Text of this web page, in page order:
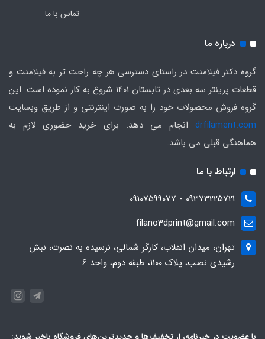
تماس با ما
درباره ما
گروه دکتر فیلامنت در راستای دسترسی هر چه راحت تر به فیلامنت و
قطعات پرینتر سه بعدی در تابستان 1401 شروع به کار نموده است. این
گروه فروش محصولات خود را به صورت اینترنتی و از طریق وبسایت
drfilament.com انجام می دهد. برای خرید حضوری لازم به
هماهنگی قبلی می باشد.
ارتباط با ما
09373225721 - 09107599077
filano3dprint@gmail.com
تهران، میدان انقلاب، کارگر شمالی، نرسیده به نصرت، نبش
رشیدی نصب، پلاک 1100، طبقه دوم، واحد 6